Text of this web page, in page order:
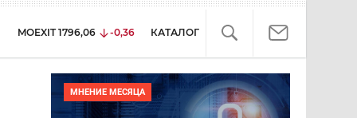
MOEXIT 1796,06 -0,36 КАТАЛОГ
МНЕНИЕ МЕСЯЦА